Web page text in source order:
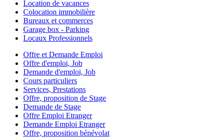
Location de vacances
Colocation immobilière
Bureaux et commerces
Garage box - Parking
Locaux Professionnels
Offre et Demande Emploi
Offre d'emploi, Job
Demande d'emploi, Job
Cours particuliers
Services, Prestations
Offre, proposition de Stage
Demande de Stage
Offre Emploi Etranger
Demande Emploi Etranger
Offre, proposition bénévolat